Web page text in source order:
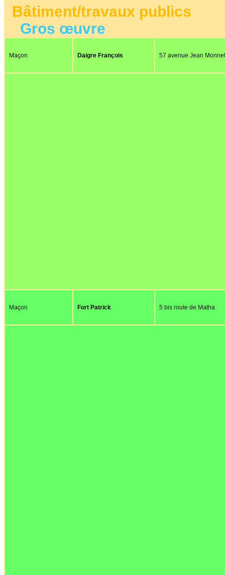
Bâtiment/travaux publics
Gros œuvre
Maçon Daigre François 57 avenue Jean Monnet
Maçon Fort Patrick 5 bis route de Matha